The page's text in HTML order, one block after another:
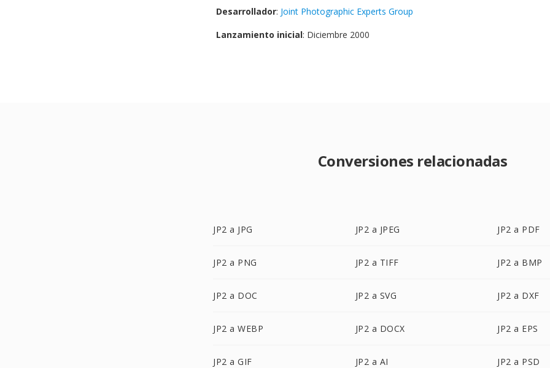
Desarrollador: Joint Photographic Experts Group
Lanzamiento inicial: Diciembre 2000
Conversiones relacionadas
JP2 a JPG JP2 a JPEG JP2 a PDF
JP2 a PNG JP2 a TIFF JP2 a BMP
JP2 a DOC JP2 a SVG JP2 a DXF
JP2 a WEBP JP2 a DOCX JP2 a EPS
JP2 a GIF JP2 a AI JP2 a PSD